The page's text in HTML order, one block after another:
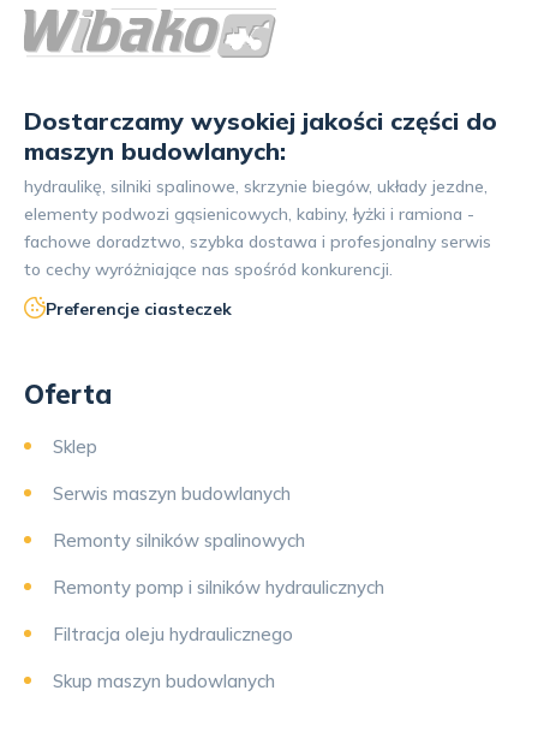
Dostarczamy wysokiej jakości części do
maszyn budowlanych:
hydraulikę, silniki spalinowe, skrzynie biegów, układy jezdne,
elementy podwozi gąsienicowych, kabiny, łyżki i ramiona -
fachowe doradztwo, szybka dostawa i profesjonalny serwis
to cechy wyróżniające nas spośród konkurencji.
Preferencje ciasteczek
Oferta
Sklep
Serwis maszyn budowlanych
Remonty silników spalinowych
Remonty pomp i silników hydraulicznych
Filtracja oleju hydraulicznego
Skup maszyn budowlanych